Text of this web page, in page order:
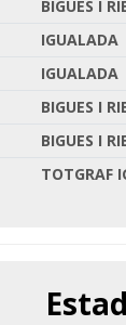
BIGUES I
IGUALADA
IGUALADA
BIGUES I
BIGUES I
TOTGRAF